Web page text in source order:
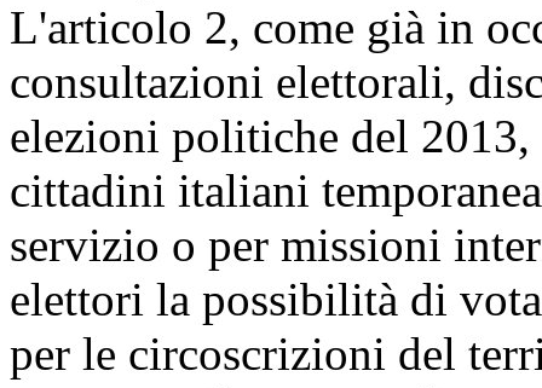
L'articolo 2, come già in
consultazioni elettorali,
elezioni politiche del
cittadini italiani
servizio o per missioni
elettori la possibilità di
per le circoscrizioni del